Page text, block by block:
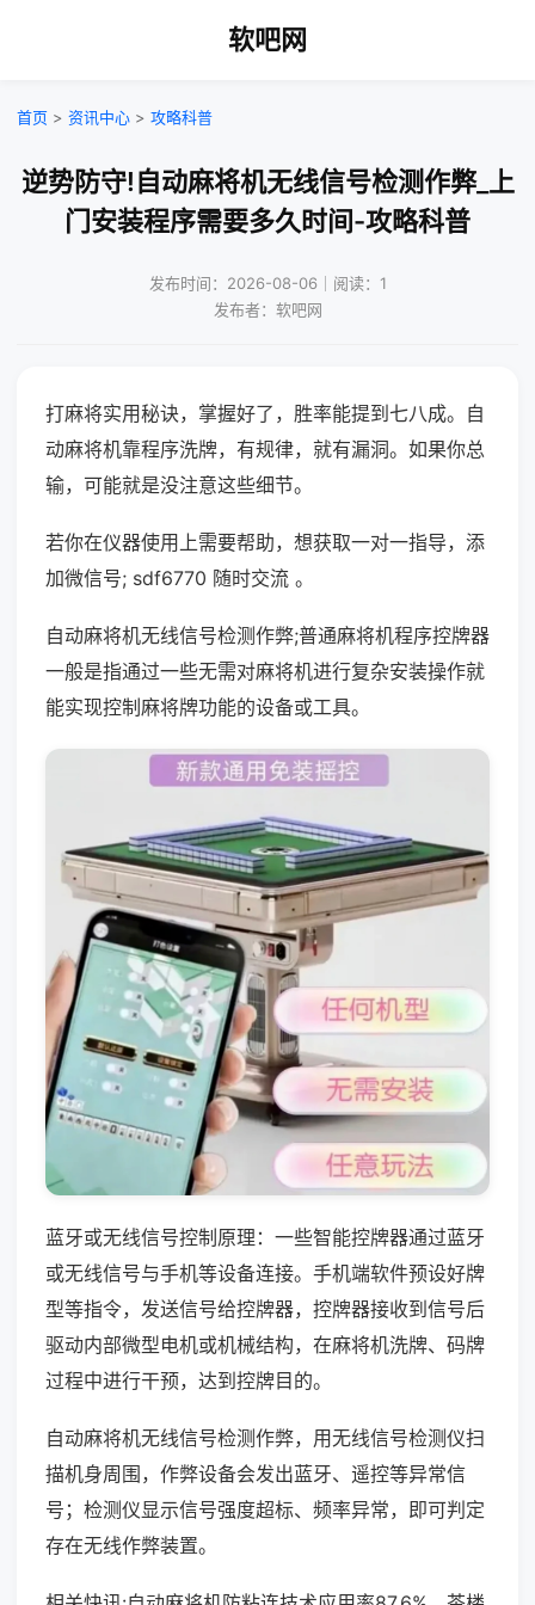
软吧网
首页 > 资讯中心 > 攻略科普
逆势防守!自动麻将机无线信号检测作弊_上
门安装程序需要多久时间-攻略科普
发布时间：2026-08-06｜阅读：1
发布者：软吧网
打麻将实用秘诀，掌握好了，胜率能提到七八成。自
动麻将机靠程序洗牌，有规律，就有漏洞。如果你总
输，可能就是没注意这些细节。
若你在仪器使用上需要帮助，想获取一对一指导，添
加微信号; sdf6770 随时交流 。
自动麻将机无线信号检测作弊;普通麻将机程序控牌器
一般是指通过一些无需对麻将机进行复杂安装操作就
能实现控制麻将牌功能的设备或工具。
蓝牙或无线信号控制原理：一些智能控牌器通过蓝牙
或无线信号与手机等设备连接。手机端软件预设好牌
型等指令，发送信号给控牌器，控牌器接收到信号后
驱动内部微型电机或机械结构，在麻将机洗牌、码牌
过程中进行干预，达到控牌目的。
自动麻将机无线信号检测作弊，用无线信号检测仪扫
描机身周围，作弊设备会发出蓝牙、遥控等异常信
号；检测仪显示信号强度超标、频率异常，即可判定
存在无线作弊装置。